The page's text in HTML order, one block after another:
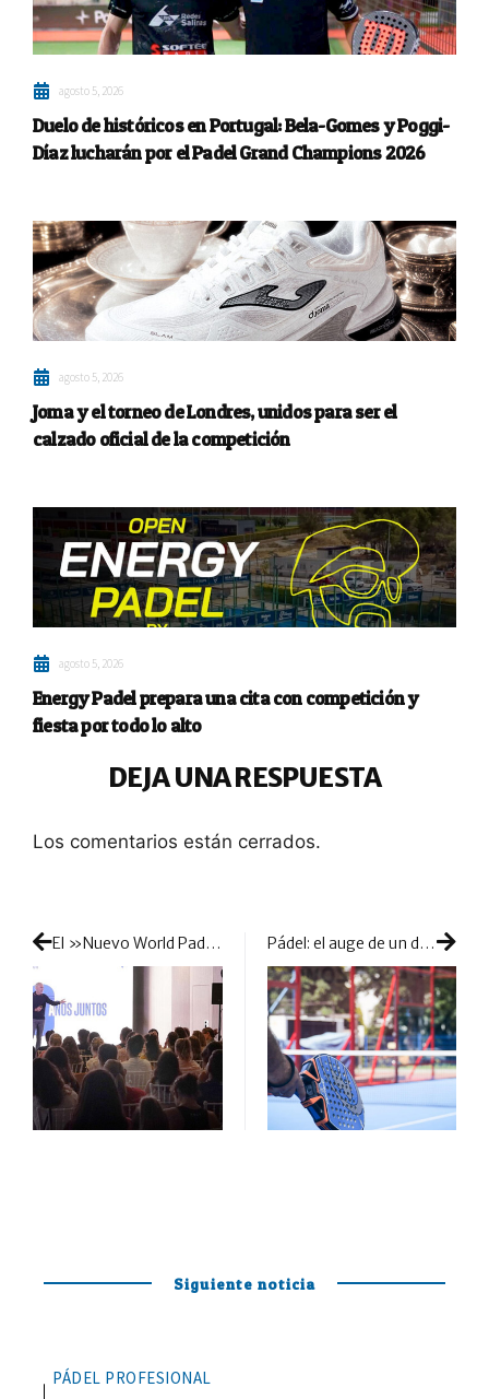
agosto 5, 2026
Duelo de históricos en Portugal: Bela-Gomes y Poggi-
Díaz lucharán por el Padel Grand Champions 2026
agosto 5, 2026
Joma y el torneo de Londres, unidos para ser el
calzado oficial de la competición
agosto 5, 2026
Energy Padel prepara una cita con competición y
fiesta por todo lo alto
DEJA UNA RESPUESTA
Los comentarios están cerrados.
El »Nuevo World Padel Tour» emerge con muchas luces pero también con unas cuantas sombras Pádel: el auge de un deporte nuevo
Siguiente noticia
PÁDEL PROFESIONAL